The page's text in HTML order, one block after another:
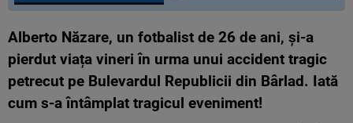
Alberto Năzare, un fotbalist de 26 de ani, și-a
pierdut viața vineri în urma unui accident tragic
petrecut pe Bulevardul Republicii din Bârlad. Iată
cum s-a întâmplat tragicul eveniment!